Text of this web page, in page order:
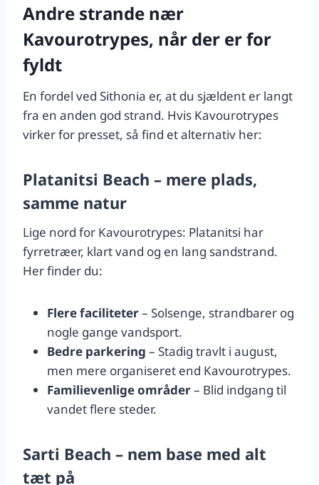
Andre strande nær
Kavourotrypes, når der er for
fyldt
En fordel ved Sithonia er, at du sjældent er langt
fra en anden god strand. Hvis Kavourotrypes
virker for presset, så find et alternativ her:
Platanitsi Beach – mere plads,
samme natur
Lige nord for Kavourotrypes: Platanitsi har
fyrretræer, klart vand og en lang sandstrand.
Her finder du:
Flere faciliteter– Solsenge, strandbarer og
nogle gange vandsport.
Bedre parkering – Stadig travlt i august,
men mere organiseret end Kavourotrypes.
Familievenlige områder– Blid indgang til
vandet flere steder.
Sarti Beach – nem base med alt
tæt på